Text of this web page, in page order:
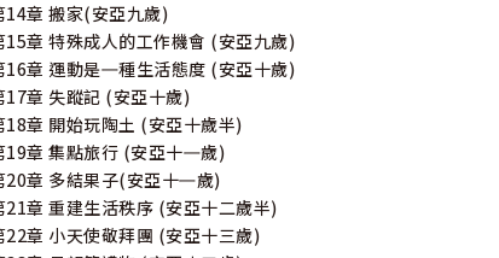
14章 搬家(安亞九歲)
15章 特殊成人的工作機會 (安亞九歲)
16章 運動是㇐種生活態度 (安亞十歲)
17章 失蹤記 (安亞十歲)
18章 開始玩陶土 (安亞十歲半)
19章 集點旅行 (安亞十㇐歲)
20章 多結果子(安亞十㇐歲)
21章 重建生活秩序 (安亞十二歲半)
22章 小天使敬拜團 (安亞十三歲)